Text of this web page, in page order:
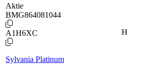
Aktie
BMG864081044
A1H6XC
Sylvania Platinum
H